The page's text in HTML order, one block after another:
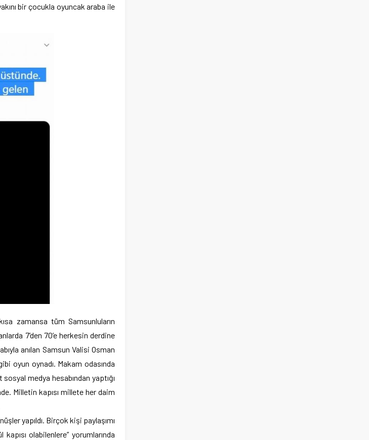
bir çocukla oyuncak araba ile
zamansa tüm Samsunluların
7’den 70’e herkesin derdine
anılan Samsun Valisi Osman
oyun oynadı. Makam odasında
medya hesabından yaptığı
Milletin kapısı millete her daim
yapıldı. Birçok kişi paylaşımı
olabilenlere” yorumlarında